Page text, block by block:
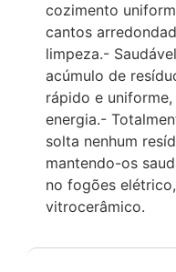
cozimento
cantos
limpeza.-
acúmulo de
rápido e
energia.-
solta nenhum
mantendo-os
no fogões
vitrocerâmico.